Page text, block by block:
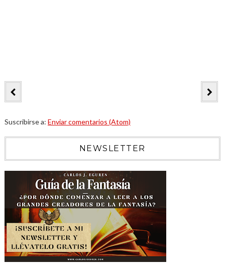
Suscribirse a: Enviar comentarios (Atom)
NEWSLETTER